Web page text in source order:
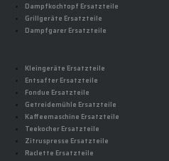
Dampfkochtopf Ersatzteile
Grillgeräte Ersatzteile
Dampfgarer Ersatzteile
Kleingeräte Ersatzteile
Entsafter Ersatzteile
Fondue Ersatzteile
Getreidemühle Ersatzteile
Kaffeemaschine Ersatzteile
Teekocher Ersatzteile
Zitruspresse Ersatzteile
Raclette Ersatzteile